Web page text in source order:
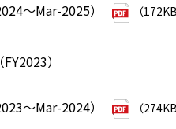
～Mar-2025） （
）
～Mar-2024） （